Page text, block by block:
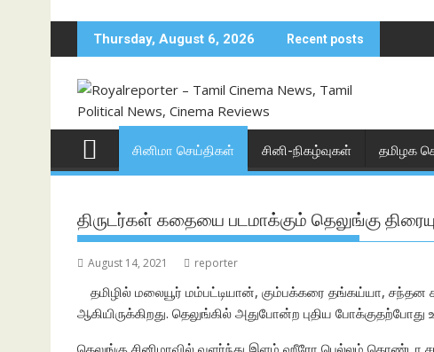
content
Thursday, August 6, 2026 Recent posts
சினிமா செய்திகள் சினி-நிகழ்வுகள் தமிழக
திருடர்கள் கதையை படமாக்கும் தெலுங்கு
August 14, 2021 reporter
தமிழில் மலையூர் மம்பட்டியான், கும்பக்கரை தங்கய்யா,
ஆகியிருக்கிறது. தெலுங்கில் அதுபோன்ற புதிய போக்குதற்போது
தெலுங்கு சினிமாவில் வளர்ந்து இளம் ஹீரோ பெல்லம் கொண்டா